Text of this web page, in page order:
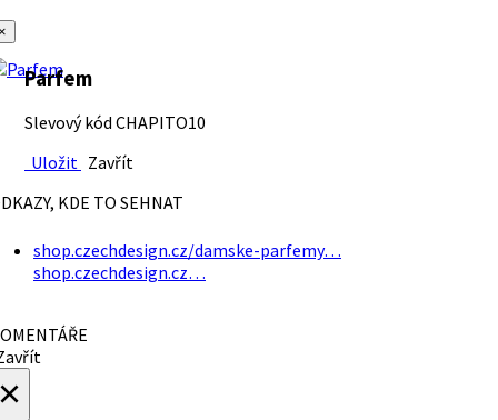
Parfem
Slevový kód CHAPITO10
Uložit Zavřít
KDE TO SEHNAT
shop.czechdesign.cz/damske-parfemy…
shop.czechdesign.cz…